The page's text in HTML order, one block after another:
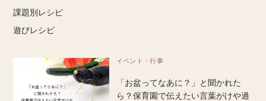
課題別レシピ
遊びレシピ
イベント・行事
「お盆ってなあに？」と聞かれた
ら？保育園で伝えたい言葉がけや過